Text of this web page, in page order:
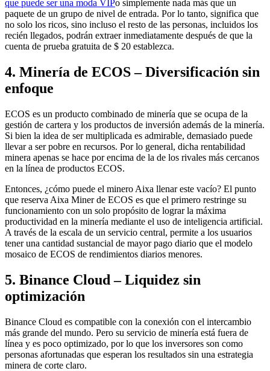
que puede ser una moda VIPo simplemente nada más que un
paquete de un grupo de nivel de entrada. Por lo tanto, significa que
no solo los ricos, sino incluso el resto de las personas, incluidos los
recién llegados, podrán extraer inmediatamente después de que la
cuenta de prueba gratuita de $ 20 establezca.
4. Minería de ECOS – Diversificación sin
enfoque
ECOS es un producto combinado de minería que se ocupa de la
gestión de cartera y los productos de inversión además de la minería.
Si bien la idea de ser multiplicada es admirable, demasiado puede
llevar a ser pobre en recursos. Por lo general, dicha rentabilidad
minera apenas se hace por encima de la de los rivales más cercanos
en la línea de productos ECOS.
Entonces, ¿cómo puede el minero Aixa llenar este vacío? El punto
que reserva Aixa Miner de ECOS es que el primero restringe su
funcionamiento con un solo propósito de lograr la máxima
productividad en la minería mediante el uso de inteligencia artificial.
A través de la escala de un servicio central, permite a los usuarios
tener una cantidad sustancial de mayor pago diario que el modelo
mosaico de ECOS de rendimientos diarios menores.
5. Binance Cloud – Liquidez sin
optimización
Binance Cloud es compatible con la conexión con el intercambio
más grande del mundo. Pero su servicio de minería está fuera de
línea y es poco optimizado, por lo que los inversores son como
personas afortunadas que esperan los resultados sin una estrategia
minera de corte claro.